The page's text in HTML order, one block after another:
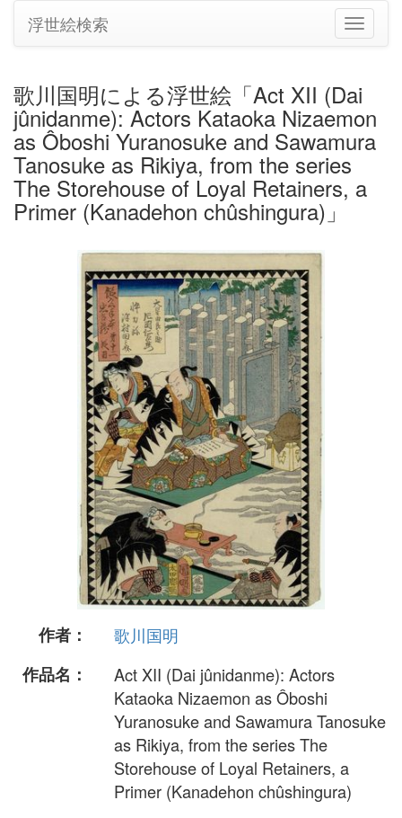
ナ
ビ
シ
ョ
ン
の
り
浮世絵検索
歌川国明による浮世絵「Act XII (Dai
jûnidanme): Actors Kataoka Nizaemon
as Ôboshi Yuranosuke and Sawamura
Tanosuke as Rikiya, from the series
The Storehouse of Loyal Retainers, a
Primer (Kanadehon chûshingura)」
作者：
歌川国明
作品名：
Act XII (Dai jûnidanme): Actors
Kataoka Nizaemon as Ôboshi
Yuranosuke and Sawamura Tanosuke
as Rikiya, from the series The
Storehouse of Loyal Retainers, a
Primer (Kanadehon chûshingura)